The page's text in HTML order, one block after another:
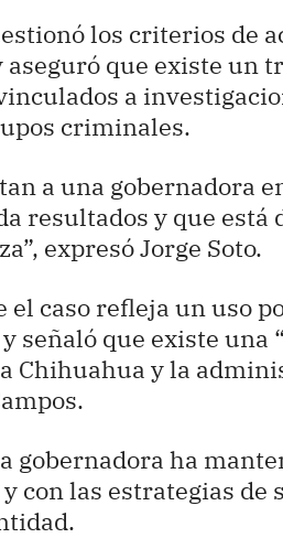
los criterios de
que existe un
a
criminales.
a una gobernadora
resultados y que está
expresó Jorge Soto.
el caso refleja un uso
señaló que existe una
Chihuahua y la
gobernadora ha
con las estrategias de